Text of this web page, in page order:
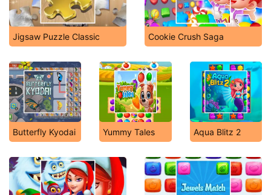
Jigsaw Puzzle Classic Cookie Crush Saga
Butterfly Kyodai Yummy Tales Aqua Blitz 2